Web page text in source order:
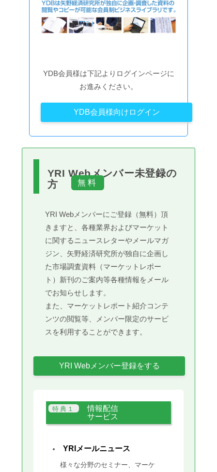
YDB会員様は下記よりログインページに
お進みください。
YDB会員様向けログイン
YRI Webメンバー未登録の
方
YRI Webメンバーにご登録（無料）頂
きますと、各種業界およびマーケット
に関するニュースレターやメールマガ
ジン、矢野経済研究所が独自に企画し
た市場調査資料（マーケットレポー
ト）新刊のご案内等各種情報をメール
でお知らせします。
また、マーケットレポート紹介コンテ
ンツの閲覧等、メンバー限定のサービ
スを利用することができます。
YRI Webメンバー登録をする
情報配信
サービス
YRIメールニュース
様々な分野のセミナー、マーケ